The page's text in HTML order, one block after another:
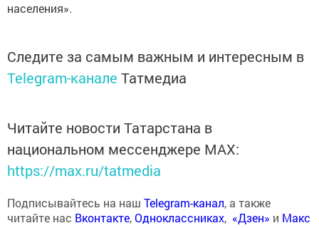
населения».
Следите за самым важным и интересным в
Telegram-канале Татмедиа
Читайте новости Татарстана в
национальном мессенджере MАХ:
https://max.ru/tatmedia
Подписывайтесь на наш Telegram-канал, а также
читайте нас Вконтакте,Одноклассниках, «Дзен» и Макс